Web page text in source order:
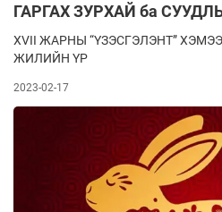
ГАРГАХ ЗУРХАЙ ба
XVII ЖАРНЫ “ҮЗЭСГЭЛЭНТ”
ЖИЛИЙН ҮР
2023-02-17